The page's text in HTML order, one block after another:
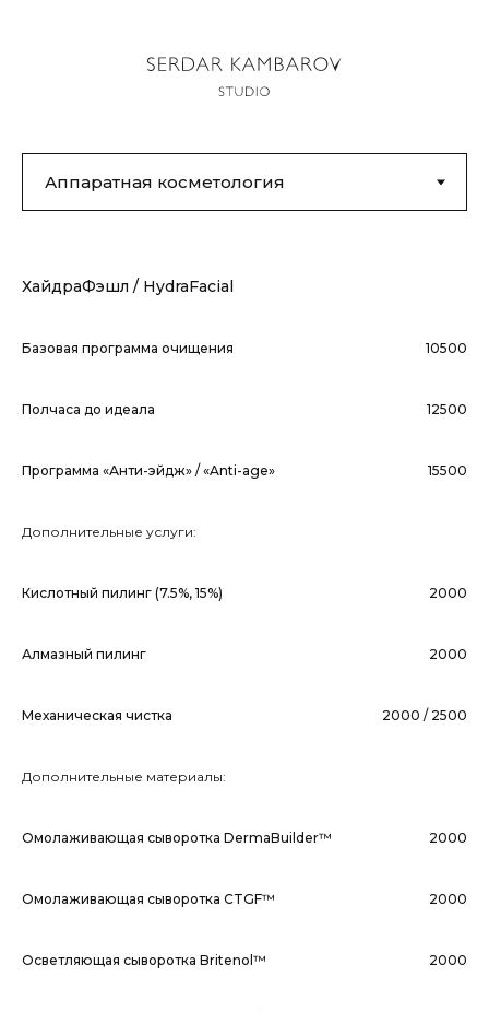
ХайдраФэшл / HydraFacial
Базовая программа очищения 10500
Полчаса до идеала 12500
Программа «Анти-эйдж» / «Anti-age» 15500
Дополнительные услуги:
Кислотный пилинг (7.5%, 15%) 2000
Алмазный пилинг 2000
Механическая чистка 2000 / 2500
Дополнительные материалы:
Омолаживающая сыворотка DermaBuilder™ 2000
Омолаживающая сыворотка CTGF™ 2000
Осветляющая сыворотка Britenol™ 2000